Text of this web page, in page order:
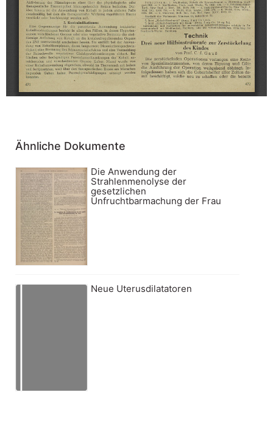
Ähnliche Dokumente
Die Anwendung der
Strahlenmenolyse der
gesetzlichen
Unfruchtbarmachung der Frau
Neue Uterusdilatatoren